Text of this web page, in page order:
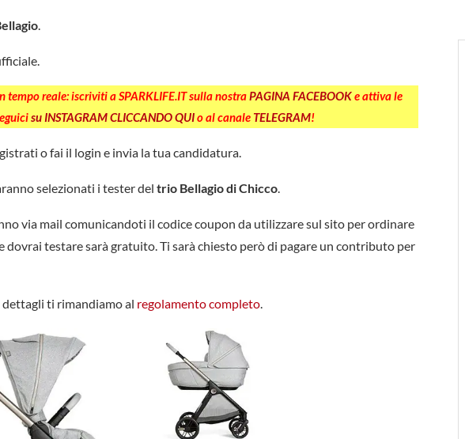
.
reale: iscriviti a SPARKLIFE.IT sulla nostraPAGINA FACEBOOKe attiva le
su INSTAGRAM CLICCANDO QUIo al canale TELEGRAM!
o fai il login e invia la tua candidatura.
selezionati i tester del trio Bellagio di Chicco.
via mail comunicandoti il codice coupon da utilizzare sul sito per ordinare
testare sarà gratuito. Ti sarà chiesto però di pagare un contributo per
dettagli ti rimandiamo al regolamento completo.